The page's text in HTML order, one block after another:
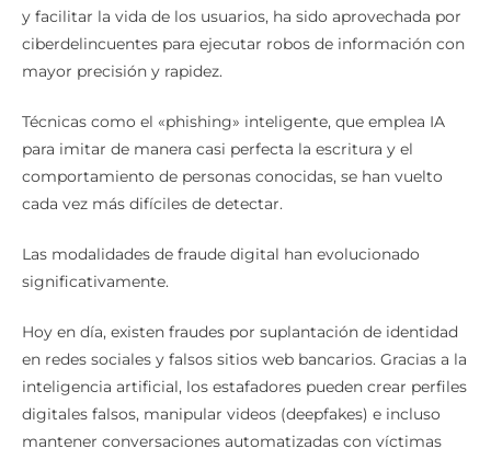
y facilitar la vida de los usuarios, ha sido aprovechada por
ciberdelincuentes para ejecutar robos de información con
mayor precisión y rapidez.
Técnicas como el «phishing» inteligente, que emplea IA
para imitar de manera casi perfecta la escritura y el
comportamiento de personas conocidas, se han vuelto
cada vez más difíciles de detectar.
Las modalidades de fraude digital han evolucionado
significativamente.
Hoy en día, existen fraudes por suplantación de identidad
en redes sociales y falsos sitios web bancarios. Gracias a la
inteligencia artificial, los estafadores pueden crear perfiles
digitales falsos, manipular videos (deepfakes) e incluso
mantener conversaciones automatizadas con víctimas